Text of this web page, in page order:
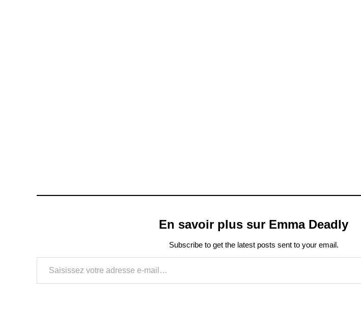
En savoir plus sur Emma Deadly
Subscribe to get the latest posts sent to your email.
Saisissez votre adresse e-mail…